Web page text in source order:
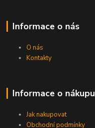
Informace o nás
O nás
Kontakty
Informace o nákupu
Jak nakupovat
Obchodní podmínky